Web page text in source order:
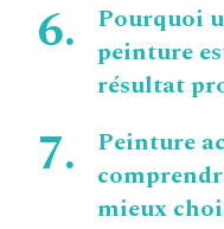
Pourquoi
peinture
résultat
Peinture
mieux